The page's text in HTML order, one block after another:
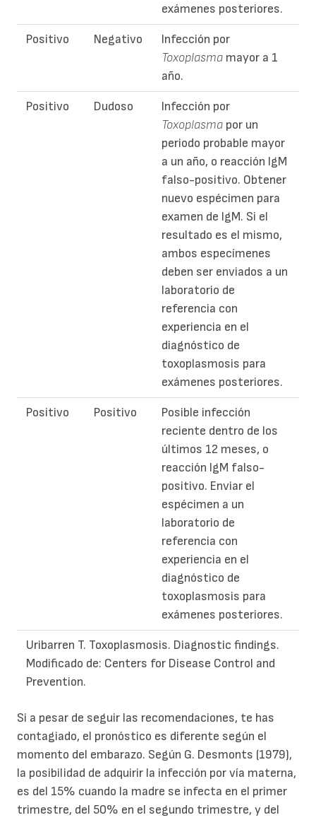
exámenes posteriores.
Positivo Negativo
Infección por
Toxoplasma mayor a 1
año.
Positivo Dudoso
Infección por
Toxoplasma por un
periodo probable mayor
a un año, o reacción IgM
falso-positivo. Obtener
nuevo espécimen para
examen de IgM. Si el
resultado es el mismo,
ambos especímenes
deben ser enviados a un
laboratorio de
referencia con
experiencia en el
diagnóstico de
toxoplasmosis para
exámenes posteriores.
Positivo Positivo
Posible infección
reciente dentro de los
últimos 12 meses, o
reacción IgM falso-
positivo. Enviar el
espécimen a un
laboratorio de
referencia con
experiencia en el
diagnóstico de
toxoplasmosis para
exámenes posteriores.
Uribarren T. Toxoplasmosis. Diagnostic findings.
Modificado de: Centers for Disease Control and
Prevention.
Si a pesar de seguir las recomendaciones, te has
contagiado, el pronóstico es diferente según el
momento del embarazo. Según G. Desmonts (1979),
la posibilidad de adquirir la infección por vía materna,
es del 15% cuando la madre se infecta en el primer
trimestre, del 50% en el segundo trimestre, y del